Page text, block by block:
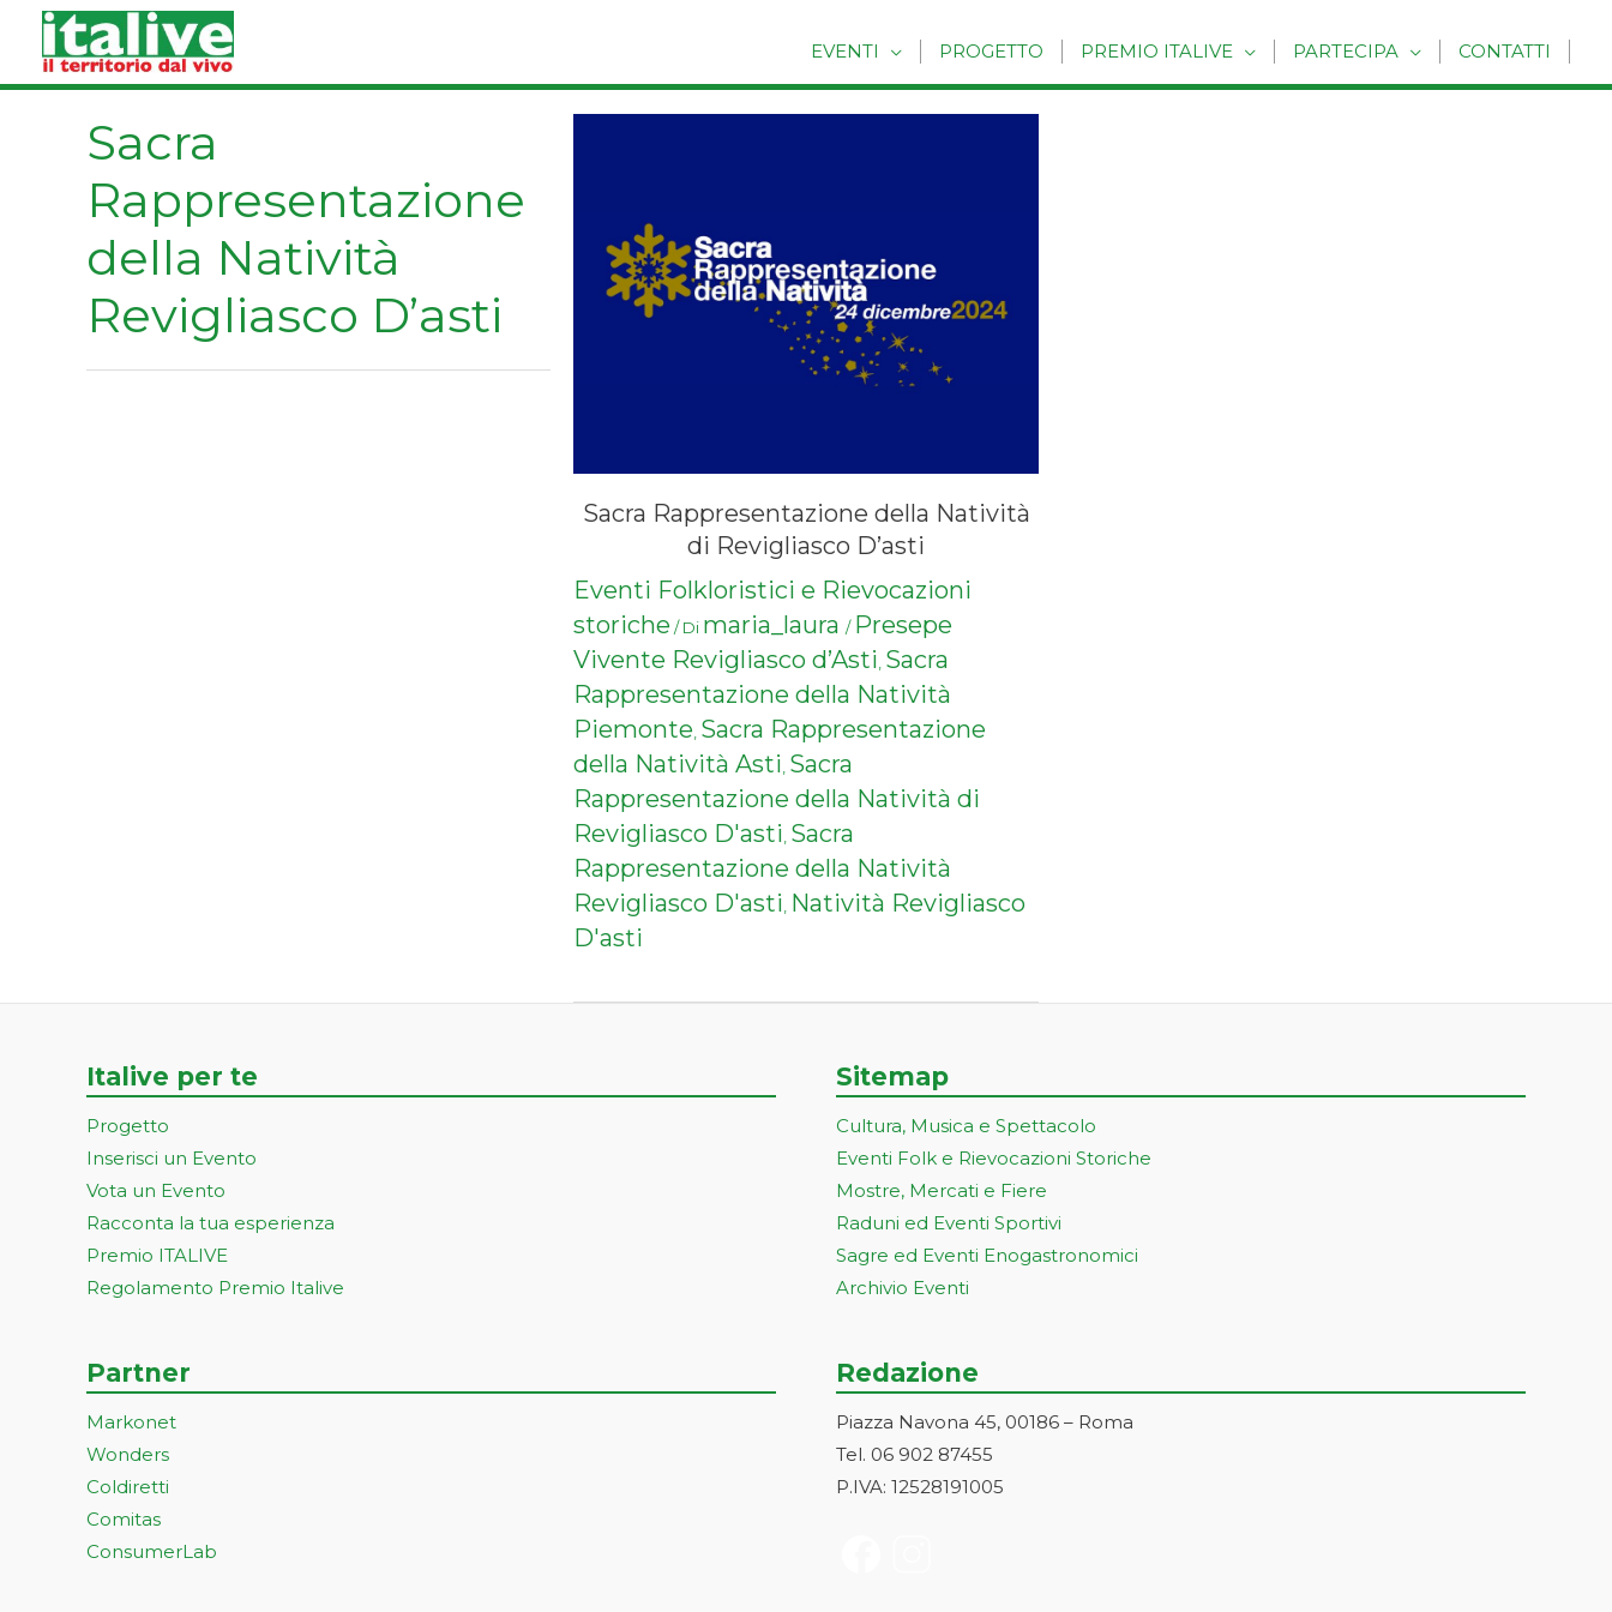
contenuto
EVENTI PROGETTO PREMIO ITALIVE PARTECIPA CONTATTI
Sacra
Rappresentazione
della Natività
Revigliasco D’asti
Sacra Rappresentazione della Natività
di Revigliasco D’asti
Eventi Folkloristici e Rievocazioni
storiche / Di maria_laura / Presepe
Vivente Revigliasco d’Asti, Sacra
Rappresentazione della Natività
Piemonte, Sacra Rappresentazione
della Natività Asti, Sacra
Rappresentazione della Natività di
Revigliasco D'asti, Sacra
Rappresentazione della Natività
Revigliasco D'asti, Natività Revigliasco
D'asti
Italive per te
Progetto
Inserisci un Evento
Vota un Evento
Racconta la tua esperienza
Premio ITALIVE
Regolamento Premio Italive
Partner
Markonet
Wonders
Coldiretti
Comitas
ConsumerLab
Sitemap
Cultura, Musica e Spettacolo
Eventi Folk e Rievocazioni Storiche
Mostre, Mercati e Fiere
Raduni ed Eventi Sportivi
Sagre ed Eventi Enogastronomici
Archivio Eventi
Redazione
Piazza Navona 45, 00186 – Roma
Tel. 06 902 87455
P.IVA: 12528191005